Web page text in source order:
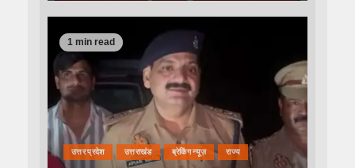
1 min read
उत्तर प्रदेश उत्तराखंड ब्रेकिंग न्यूज़ राज्य